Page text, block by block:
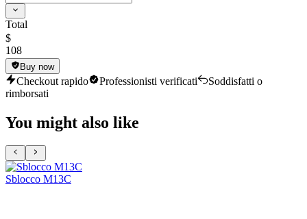
Total
$
108
Buy now
Checkout rapido Professionisti verificati
Soddisfatti o
rimborsati
You might also like
Sblocco M13C